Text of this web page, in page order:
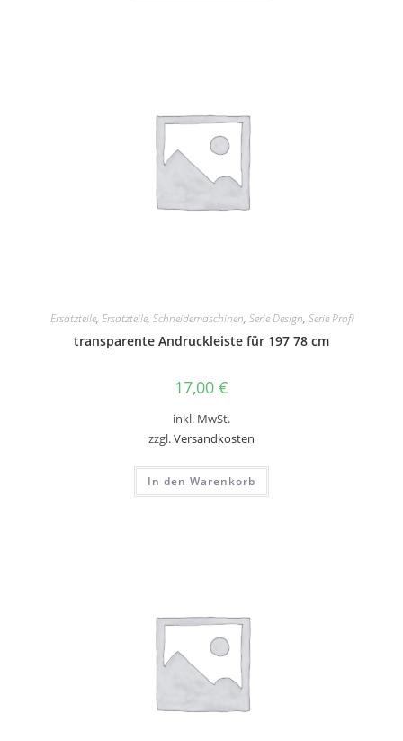
Ersatzteile, Ersatzteile, Schneidemaschinen, Serie Design, Serie Profi
transparente Andruckleiste für 197 78 cm
17,00 €
inkl. MwSt.
zzgl.Versandkosten
In den Warenkorb